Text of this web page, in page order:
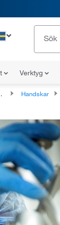
Verktyg
Handskar